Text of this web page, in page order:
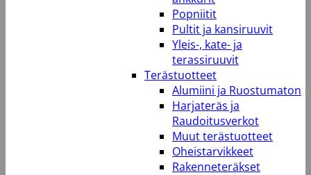
Popniitit
Pultit ja kansiruuvit
Yleis-, kate- ja
terassiruuvit
Terästuotteet
Alumiini ja Ruostumaton
Harjateräs ja
Raudoitusverkot
Muut terästuotteet
Oheistarvikkeet
Rakenneteräkset